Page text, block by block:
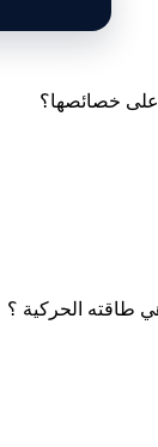
على خصائصها؟
طاقته الحركية ؟